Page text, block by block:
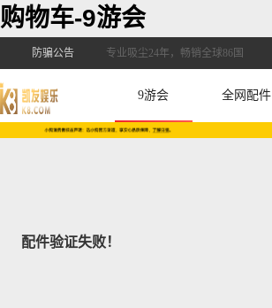
购物车-9游会
防骗公告 专业吸尘24年，畅销全球86国
9游会 全网配件
配件验证失败！